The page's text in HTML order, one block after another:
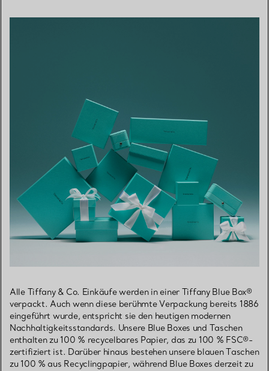
Alle Tiffany & Co. Einkäufe werden in einer Tiffany Blue Box®
verpackt. Auch wenn diese berühmte Verpackung bereits 1886
eingeführt wurde, entspricht sie den heutigen modernen
Nachhaltigkeitsstandards. Unsere Blue Boxes und Taschen
enthalten zu 100 % recycelbares Papier, das zu 100 % FSC®-
zertifiziert ist. Darüber hinaus bestehen unsere blauen Taschen
zu 100 % aus Recyclingpapier, während Blue Boxes derzeit zu